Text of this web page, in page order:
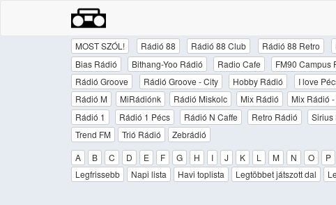
MOST SZÓL! Rádió 88 Rádió 88 Club Rádió 88 Retro
Bias Rádió
Bithang-Yoo Rádió Radio Cafe FM90 Campus
Rádió Groove
Rádió Groove - City Hobby Rádió I love
Rádió M
MiRádiónk Rádió Miskolc Mix Rádió Mix Rádió
Rádió 1
Rádió 1 Pécs Rádió N Caffe Retro Rádió Sirius
Trend FM
Trió Rádió
Zebrádió
A
B C D E F G H I J K L M N O P
Legfrissebb
Napi lista Havi toplista Legtöbbet játszott dal